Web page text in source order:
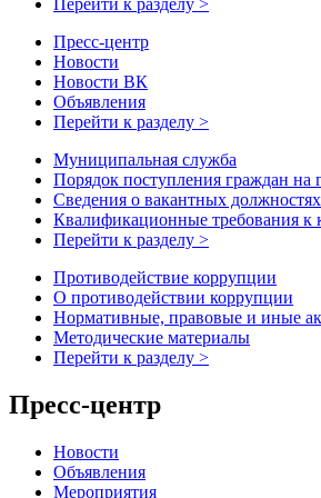
Перейти к разделу >
Пресс-центр
Новости
Новости ВК
Объявления
Перейти к разделу >
Муниципальная служба
Порядок поступления граждан на
Сведения о вакантных должностях
Квалификационные требования к
Перейти к разделу >
Противодействие коррупции
О противодействии коррупции
Нормативные, правовые и иные
Методические материалы
Перейти к разделу >
Пресс-центр
Новости
Объявления
Мероприятия